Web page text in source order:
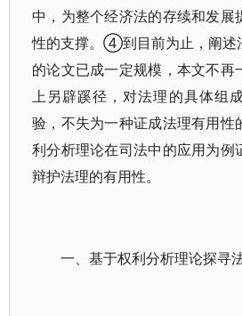
中，为整个经济法的存续和发展
性的支撑。④到目前为止，阐述
的论文已成一定规模，本文不再
上另辟蹊径，对法理的具体组
验，不失为一种证成法理有用性
利分析理论在司法中的应用为例
辩护法理的有用性。
一、基于权利分析理论探寻